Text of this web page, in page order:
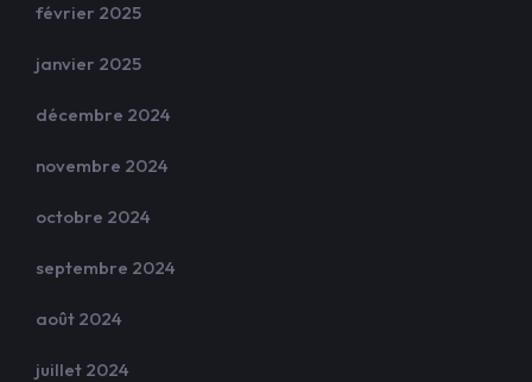
février 2025
janvier 2025
décembre 2024
novembre 2024
octobre 2024
septembre 2024
août 2024
juillet 2024